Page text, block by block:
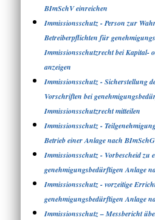
BImSchV einreichen
Immissionsschutz - Person zur
Betreiberpflichten für
Immissionsschutzrecht bei Kapital-
anzeigen
Immissionsschutz - Sicherstellung
Vorschriften bei
Immissionsschutzrecht mitteilen
Immissionsschutz -
Betrieb einer Anlage nach
Immissionsschutz - Vorbescheid zu
genehmigungsbedürftigen Anlage
Immissionsschutz - vorzeitige
genehmigungsbedürftigen Anlage
Immissionsschutz – Messbericht